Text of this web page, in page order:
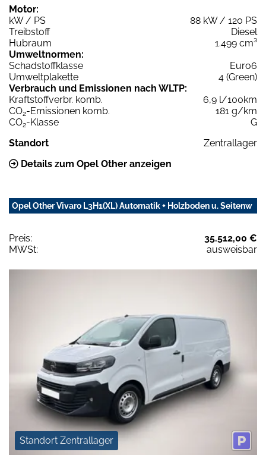
Motor:
kW / PS
88 kW / 120 PS
Treibstoff
Diesel
Hubraum
1.499 cm³
Umweltnormen:
Schadstoffklasse
Euro6
Umweltplakette
4 (Green)
Verbrauch und Emissionen nach WLTP:
Kraftstoffverbr. komb.
6,9 l/100km
CO2-Emissionen komb.
181 g/km
CO2-Klasse
G
Standort
Zentrallager
Details zum Opel Other anzeigen
Opel Other Vivaro L3H1(XL) Automatik + Holzboden u. Seitenw
Preis:
35.512,00 €
MWSt:
ausweisbar
Standort Zentrallager